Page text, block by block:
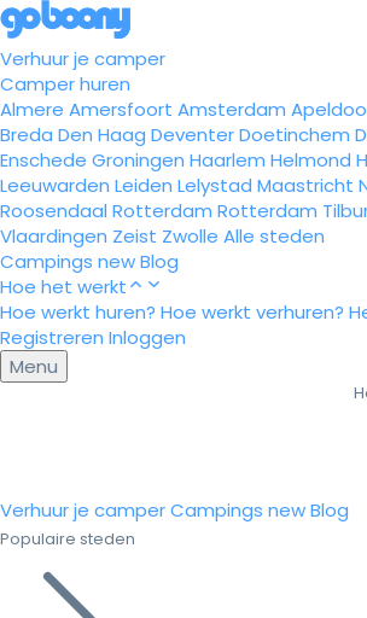
Verhuur je camper
Camper huren
Almere Amersfoort Amsterdam
Breda Den Haag DeventerDoetinchem
Enschede Groningen Haarlem Helmond
Leeuwarden Leiden Lelystad Maastricht
Roosendaal Rotterdam Rotterdam
Vlaardingen Zeist Zwolle Alle steden
Campings newBlog
Hoe het werkt
Hoe werkt huren? Hoe werkt verhuren?
Registreren Inloggen
Menu
Verhuur je camperCampings newBlog
Populaire steden